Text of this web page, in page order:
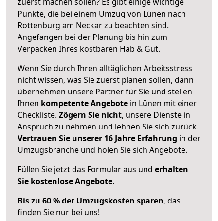
Punkte, die bei einem Umzug von Lünen nach
Rottenburg am Neckar zu beachten sind.
Angefangen bei der Planung bis hin zum
Verpacken Ihres kostbaren Hab & Gut.
Wenn Sie durch Ihren alltäglichen Arbeitsstress
nicht wissen, was Sie zuerst planen sollen, dann
übernehmen unsere Partner für Sie und stellen
Ihnen kompetente Angebote in Lünen mit einer
Checkliste. Zögern Sie nicht, unsere Dienste in
Anspruch zu nehmen und lehnen Sie sich zurück.
Vertrauen Sie unserer 16 Jahre Erfahrung in der
Umzugsbranche und holen Sie sich Angebote.
Füllen Sie jetzt das Formular aus und erhalten
Sie kostenlose Angebote.
Bis zu 60 % der Umzugskosten sparen, das
finden Sie nur bei uns!